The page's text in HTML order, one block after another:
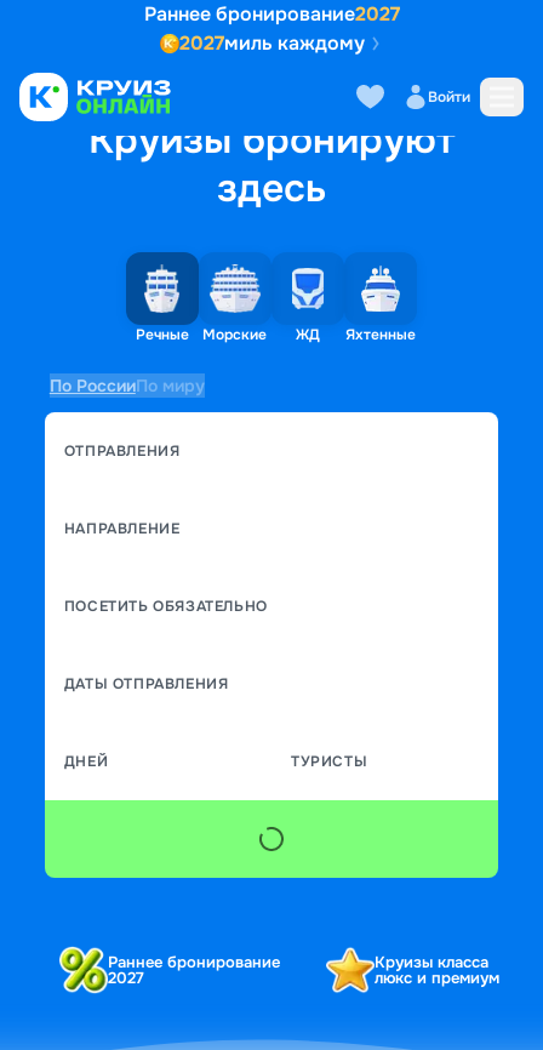
Раннее бронирование2027
2027миль каждому
Войти
Круизы бронируют
здесь
Речные Морские ЖД Яхтенные
По РоссииПо миру
ОТПРАВЛЕНИЯ
НАПРАВЛЕНИЕ
ПОСЕТИТЬ ОБЯЗАТЕЛЬНО
ДАТЫ ОТПРАВЛЕНИЯ
ДНЕЙ ТУРИСТЫ
Раннее бронирование
2027
Круизы класса
люкс и премиум